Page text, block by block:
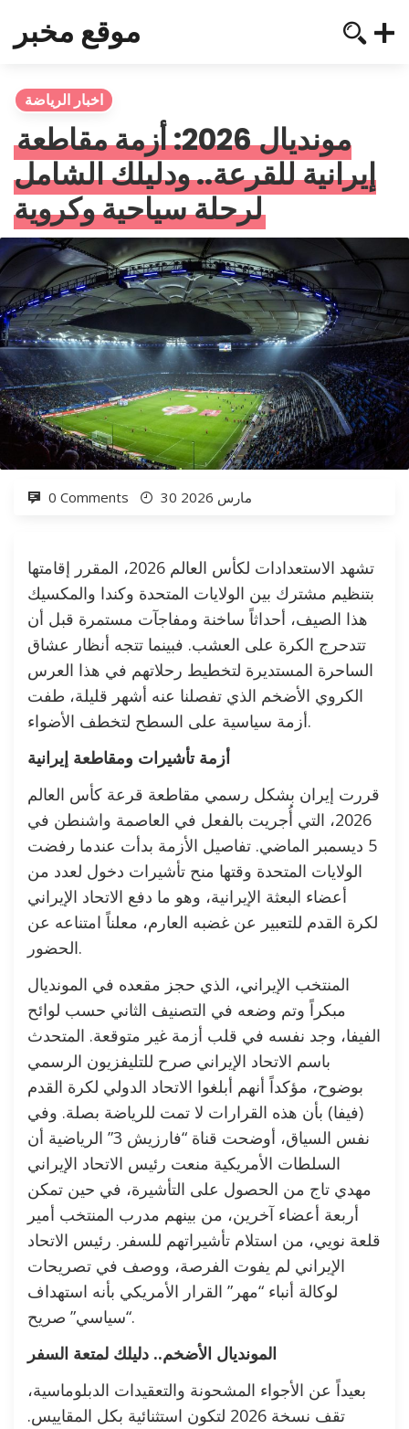
موقع مخبر
اخبار الرياضة
مونديال 2026: أزمة مقاطعة
إيرانية للقرعة.. ودليلك الشامل
لرحلة سياحية وكروية
0 Comments 30 مارس 2026
تشهد الاستعدادات لكأس العالم 2026، المقرر إقامتها
بتنظيم مشترك بين الولايات المتحدة وكندا والمكسيك
هذا الصيف، أحداثاً ساخنة ومفاجآت مستمرة قبل أن
تتدحرج الكرة على العشب. فبينما تتجه أنظار عشاق
الساحرة المستديرة لتخطيط رحلاتهم في هذا العرس
الكروي الأضخم الذي تفصلنا عنه أشهر قليلة، طفت
أزمة سياسية على السطح لتخطف الأضواء.
أزمة تأشيرات ومقاطعة إيرانية
قررت إيران بشكل رسمي مقاطعة قرعة كأس العالم
2026، التي أُجريت بالفعل في العاصمة واشنطن في
5 ديسمبر الماضي. تفاصيل الأزمة بدأت عندما رفضت
الولايات المتحدة وقتها منح تأشيرات دخول لعدد من
أعضاء البعثة الإيرانية، وهو ما دفع الاتحاد الإيراني
لكرة القدم للتعبير عن غضبه العارم، معلناً امتناعه عن
الحضور.
المنتخب الإيراني، الذي حجز مقعده في المونديال
مبكراً وتم وضعه في التصنيف الثاني حسب لوائح
الفيفا، وجد نفسه في قلب أزمة غير متوقعة. المتحدث
باسم الاتحاد الإيراني صرح للتليفزيون الرسمي
بوضوح، مؤكداً أنهم أبلغوا الاتحاد الدولي لكرة القدم
(فيفا) بأن هذه القرارات لا تمت للرياضة بصلة. وفي
نفس السياق، أوضحت قناة “فارزيش 3” الرياضية أن
السلطات الأمريكية منعت رئيس الاتحاد الإيراني
مهدي تاج من الحصول على التأشيرة، في حين تمكن
أربعة أعضاء آخرين، من بينهم مدرب المنتخب أمير
قلعة نويي، من استلام تأشيراتهم للسفر. رئيس الاتحاد
الإيراني لم يفوت الفرصة، ووصف في تصريحات
لوكالة أنباء “مهر” القرار الأمريكي بأنه استهداف
“سياسي” صريح.
المونديال الأضخم.. دليلك لمتعة السفر
بعيداً عن الأجواء المشحونة والتعقيدات الدبلوماسية،
تقف نسخة 2026 لتكون استثنائية بكل المقاييس.